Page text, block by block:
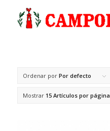
Ordenar por Por defecto
Mostrar 15 Artículos por página